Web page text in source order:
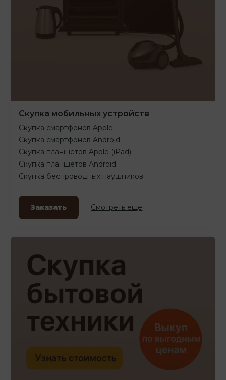
Скупка мобильных устройств
Скупка смартфонов Apple
Скупка смартфонов Android
Скупка планшетов Apple (iPad)
Скупка планшетов Android
Скупка беспроводных наушников
Заказать Смотреть еще